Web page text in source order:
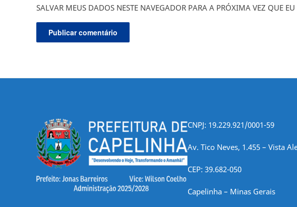
SALVAR MEUS DADOS NESTE NAVEGADOR PARA A PRÓXIMA VEZ QUE EU
CNPJ: 19.229.921/0001-59
Av. Tico Neves, 1.455 – Vista
CEP: 39.682-050
Capelinha – Minas Gerais